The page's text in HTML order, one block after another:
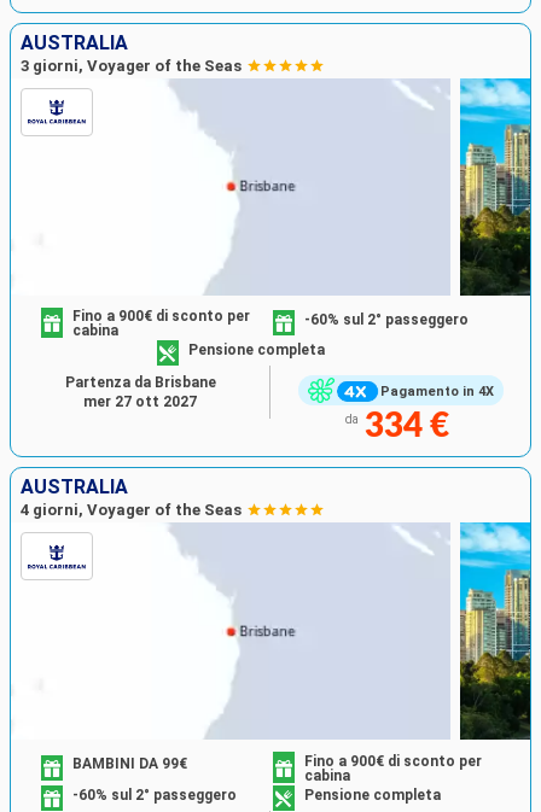
AUSTRALIA
3 giorni, Voyager of the Seas
Pagamento in 4X
Fino a 900€ di sconto per
cabina
-60% sul 2° passeggero
Pensione completa
da 334 €
Partenza da Brisbane
mer 27 ott 2027
AUSTRALIA
4 giorni, Voyager of the Seas
BAMBINI DA 99€
Fino a 900€ di sconto per
cabina
-60% sul 2° passeggero
Pensione completa